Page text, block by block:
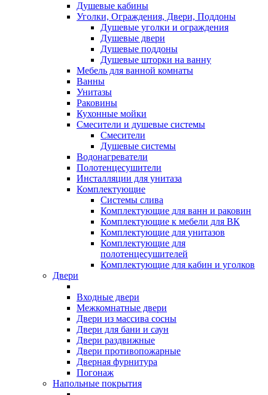
Душевые кабины
Уголки, Ограждения, Двери, Поддоны
Душевые уголки и ограждения
Душевые двери
Душевые поддоны
Душевые шторки на ванну
Мебель для ванной комнаты
Ванны
Унитазы
Раковины
Кухонные мойки
Смесители и душевые системы
Смесители
Душевые системы
Водонагреватели
Полотенцесушители
Инсталляции для унитаза
Комплектующие
Системы слива
Комплектующие для ванн и раковин
Комплектующие к мебели для ВК
Комплектующие для унитазов
Комплектующие для
полотенцесушителей
Комплектующие для кабин и уголков
Двери
Входные двери
Межкомнатные двери
Двери из массива сосны
Двери для бани и саун
Двери раздвижные
Двери противопожарные
Дверная фурнитура
Погонаж
Напольные покрытия